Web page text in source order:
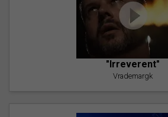
"Irreverent"
Vrademargk